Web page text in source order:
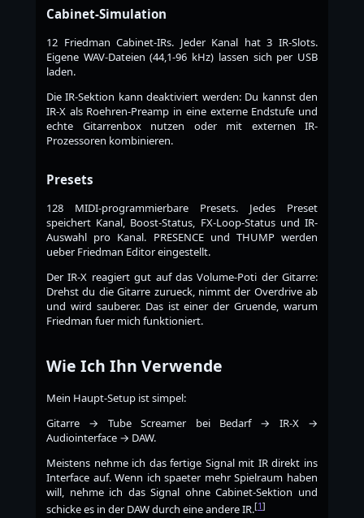
Cabinet-Simulation
12 Friedman Cabinet-IRs. Jeder Kanal hat 3 IR-Slots.
Eigene WAV-Dateien (44,1-96 kHz) lassen sich per USB
laden.
Die IR-Sektion kann deaktiviert werden: Du kannst den
IR-X als Roehren-Preamp in eine externe Endstufe und
echte Gitarrenbox nutzen oder mit externen IR-
Prozessoren kombinieren.
Presets
128 MIDI-programmierbare Presets. Jedes Preset
speichert Kanal, Boost-Status, FX-Loop-Status und IR-
Auswahl pro Kanal. PRESENCE und THUMP werden
ueber Friedman Editor eingestellt.
Der IR-X reagiert gut auf das Volume-Poti der Gitarre:
Drehst du die Gitarre zurueck, nimmt der Overdrive ab
und wird sauberer. Das ist einer der Gruende, warum
Friedman fuer mich funktioniert.
Wie Ich Ihn Verwende
Mein Haupt-Setup ist simpel:
Gitarre → Tube Screamer bei Bedarf → IR-X →
Audiointerface → DAW.
Meistens nehme ich das fertige Signal mit IR direkt ins
Interface auf. Wenn ich spaeter mehr Spielraum haben
will, nehme ich das Signal ohne Cabinet-Sektion und
schicke es in der DAW durch eine andere IR.[1]